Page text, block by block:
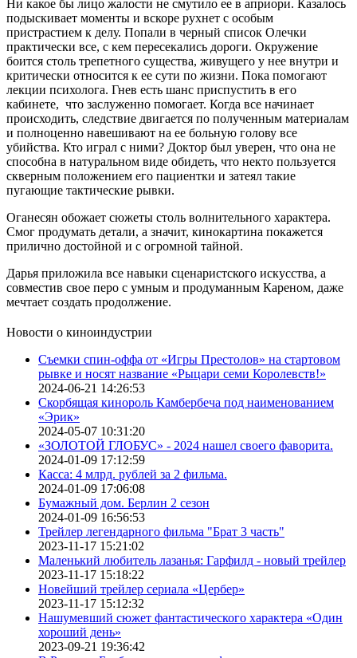
Ни какое бы лицо жалости не смутило ее в априори. Казалось
подыскивает моменты и вскоре рухнет с особым
пристрастием к делу. Попали в черный список Олечки
практически все, с кем пересекались дороги. Окружение
боится столь трепетного существа, живущего у нее внутри и
критически относится к ее сути по жизни. Пока помогают
лекции психолога. Гнев есть шанс приспустить в его
кабинете, что заслуженно помогает. Когда все начинает
происходить, следствие двигается по полученным материалам
и полноценно навешивают на ее больную голову все
убийства. Кто играл с ними? Доктор был уверен, что она не
способна в натуральном виде обидеть, что некто пользуется
скверным положением его пациентки и затеял такие
пугающие тактические рывки.
Оганесян обожает сюжеты столь волнительного характера.
Смог продумать детали, а значит, кинокартина покажется
прилично достойной и с огромной тайной.
Дарья приложила все навыки сценаристского искусства, а
совместив свое перо с умным и продуманным Кареном, даже
мечтает создать продолжение.
Новости о киноиндустрии
Съемки спин-оффа от «Игры Престолов» на стартовом
рывке и носят название «Рыцари семи Королевств!»
2024-06-21 14:26:53
Скорбящая кинороль Камбербеча под наименованием
«Эрик»
2024-05-07 10:31:20
«ЗОЛОТОЙ ГЛОБУС» - 2024 нашел своего фаворита.
2024-01-09 17:12:59
Касса: 4 млрд. рублей за 2 фильма.
2024-01-09 17:06:08
Бумажный дом. Берлин 2 сезон
2024-01-09 16:56:53
Трейлер легендарного фильма "Брат 3 часть"
2023-11-17 15:21:02
Маленький любитель лазанья: Гарфилд - новый трейлер
2023-11-17 15:18:22
Новейший трейлер сериала «Цербер»
2023-11-17 15:12:32
Нашумевший сюжет фантастического характера «Один
хороший день»
2023-09-21 19:36:42